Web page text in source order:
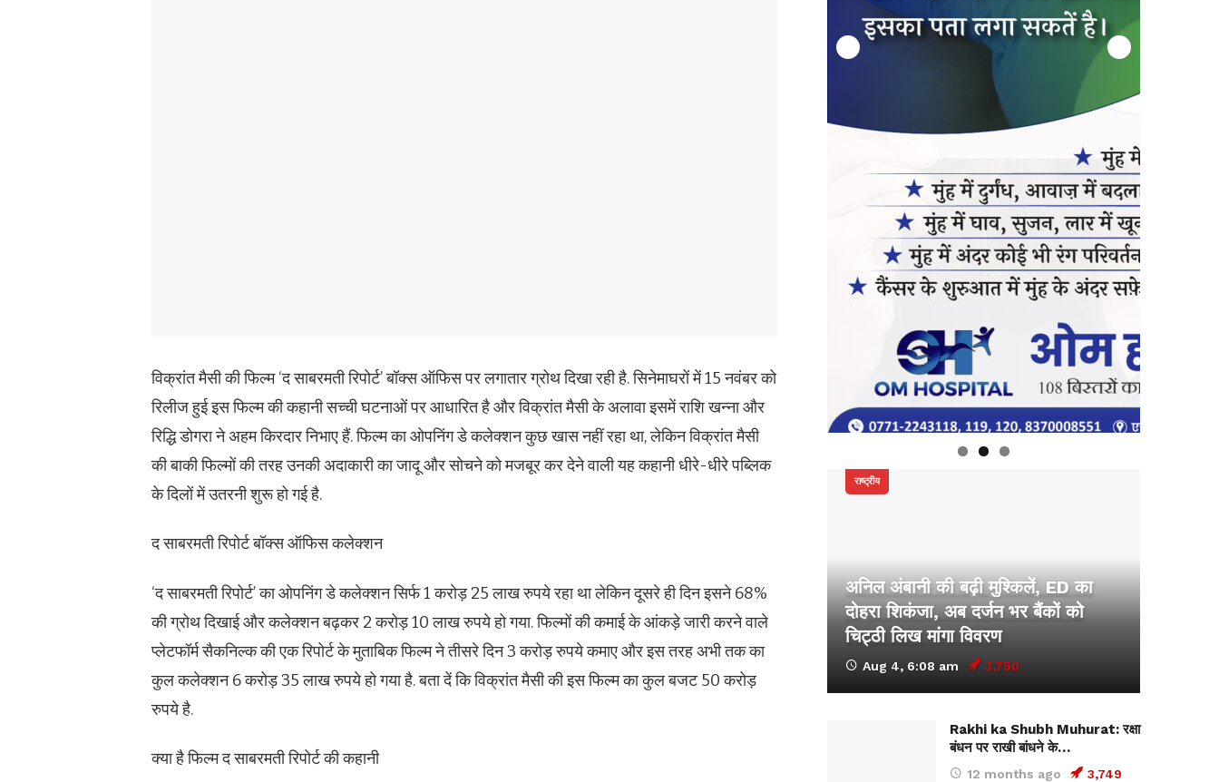
विक्रांत मैसी की फिल्म ‘द साबरमती रिपोर्ट’ बॉक्स ऑफिस पर लगातार ग्रोथ दिखा रही है. सिनेमाघरों में 15 नवंबर को
रिलीज हुई इस फिल्म की कहानी सच्ची घटनाओं पर आधारित है और विक्रांत मैसी के अलावा इसमें राशि खन्ना और
रिद्धि डोगरा ने अहम किरदार निभाए हैं. फिल्म का ओपनिंग डे कलेक्शन कुछ खास नहीं रहा था, लेकिन विक्रांत मैसी
की बाकी फिल्मों की तरह उनकी अदाकारी का जादू और सोचने को मजबूर कर देने वाली यह कहानी धीरे-धीरे पब्लिक
के दिलों में उतरनी शुरू हो गई है.
द साबरमती रिपोर्ट बॉक्स ऑफिस कलेक्शन
‘द साबरमती रिपोर्ट’ का ओपनिंग डे कलेक्शन सिर्फ 1 करोड़ 25 लाख रुपये रहा था लेकिन दूसरे ही दिन इसने 68%
की ग्रोथ दिखाई और कलेक्शन बढ़कर 2 करोड़ 10 लाख रुपये हो गया. फिल्मों की कमाई के आंकड़े जारी करने वाले
प्लेटफॉर्म सैकनिल्क की एक रिपोर्ट के मुताबिक फिल्म ने तीसरे दिन 3 करोड़ रुपये कमाए और इस तरह अभी तक का
कुल कलेक्शन 6 करोड़ 35 लाख रुपये हो गया है. बता दें कि विक्रांत मैसी की इस फिल्म का कुल बजट 50 करोड़
रुपये है.
क्या है फिल्म द साबरमती रिपोर्ट की कहानी
राष्ट्रीय
अनिल अंबानी की बढ़ी मुश्किलें, ED का
दोहरा शिकंजा, अब दर्जन भर बैंकों को
चिट्ठी लिख मांगा विवरण
Aug 4, 6:08 am 3,750
Rakhi ka Shubh Muhurat: रक्षा
बंधन पर राखी बांधने के…
12 months ago
3,749